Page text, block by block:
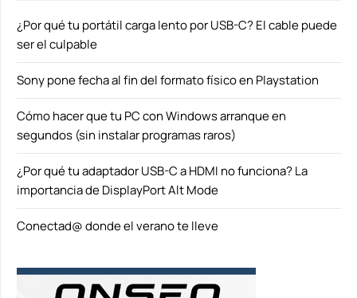
¿Por qué tu portátil carga lento por USB-C? El cable puede
ser el culpable
Sony pone fecha al fin del formato físico en Playstation
Cómo hacer que tu PC con Windows arranque en
segundos (sin instalar programas raros)
¿Por qué tu adaptador USB-C a HDMI no funciona? La
importancia de DisplayPort Alt Mode
Conectad@ donde el verano te lleve